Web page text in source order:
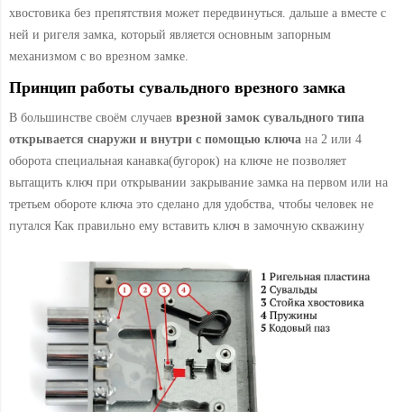
хвостовика без препятствия может передвинуться. дальше а вместе с
ней и ригеля замка, который является основным запорным
механизмом с во врезном замке.
Принцип работы сувальдного врезного замка
В большинстве своём случаев врезной замок сувальдного типа
открывается снаружи и внутри с помощью ключа на 2 или 4
оборота специальная канавка(бугорок) на ключе не позволяет
вытащить ключ при открывании закрывание замка на первом или на
третьем обороте ключа это сделано для удобства, чтобы человек не
путался Как правильно ему вставить ключ в замочную скважину